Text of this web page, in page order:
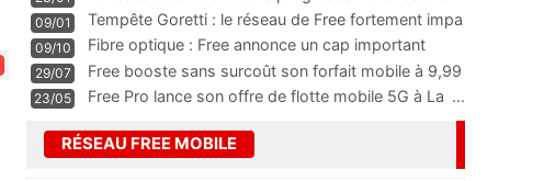
m
...
09/01
Tempête Goretti : le réseau de Free fortement impa
09/10
Fibre optique : Free annonce un cap important
pass
...
29/07
Free booste sans surcoût son forfait mobile à 9,99
23/05 Free Pro lance son offre de flotte mobile 5G à La ...
RÉSEAU FREE MOBILE